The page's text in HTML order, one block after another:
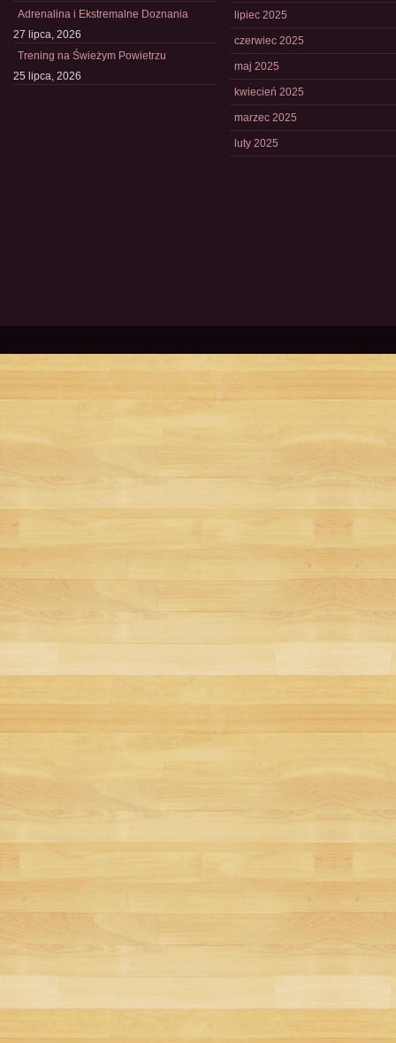
Adrenalina i Ekstremalne Doznania
27 lipca, 2026
Trening na Świeżym Powietrzu
25 lipca, 2026
lipiec 2025
czerwiec 2025
maj 2025
kwiecień 2025
marzec 2025
luty 2025